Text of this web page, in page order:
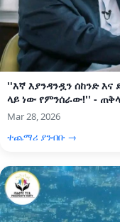
''እኛ እያንዳንዷን ሰከንድ
ላይ ነው የምንሰራው!'' -
Mar 28, 2026
ተጨማሪ ያንብቡ →